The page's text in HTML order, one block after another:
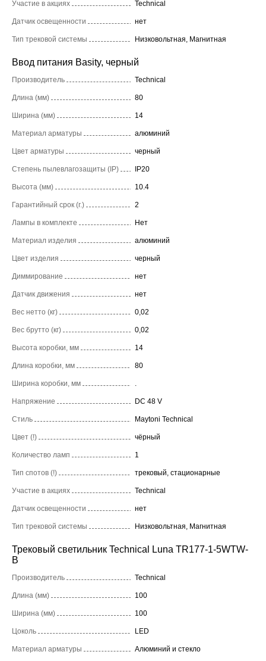
Участие в акциях Technical
Датчик освещенности нет
Тип трековой системы Низковольтная, Магнитная
Ввод питания Basity, черный
Производитель Technical
Длина (мм) 80
Ширина (мм) 14
Материал арматуры алюминий
Цвет арматуры черный
Степень пылевлагозащиты (IP) IP20
Высота (мм) 10.4
Гарантийный срок (г.) 2
Лампы в комплекте Нет
Материал изделия алюминий
Цвет изделия черный
Диммирование нет
Датчик движения нет
Вес нетто (кг) 0,02
Вес брутто (кг) 0,02
Высота коробки, мм 14
Длина коробки, мм 80
Ширина коробки, мм
Напряжение DC 48 V
Стиль Maytoni Technical
Цвет (!) чёрный
Количество ламп 1
Тип спотов (!) трековый, стационарные
Участие в акциях Technical
Датчик освещенности нет
Тип трековой системы Низковольтная, Магнитная
Трековый светильник Technical Luna TR177-1-5WTW-
B
Производитель Technical
Длина (мм) 100
Ширина (мм) 100
Цоколь LED
Материал арматуры Алюминий и стекло